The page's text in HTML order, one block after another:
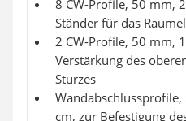
8 CW-Profile, 50 mm,
Ständer für das
2 CW-Profile, 50 mm,
Verstärkung des
Sturzes
cm, zur Befestigung